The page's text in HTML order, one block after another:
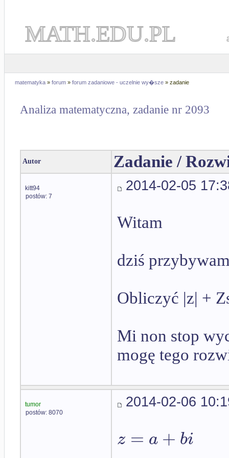
MATH.EDU.PL
matematyka » forum » forum zadaniowe - uczelnie wy�sze » zadanie
Analiza matematyczna, zadanie nr 2093
Autor Zadanie /
kitt94
postów: 7
2014-02-05
Witam
dziś
Obliczyć |z| +
Mi non stop
mogę tego
tumor
postów: 8070
2014-02-06
z = a + bi